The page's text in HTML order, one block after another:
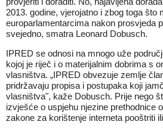
2013. godine, vjerojatno i zbog toga što
europarlamentarcima nakon prosvjeda
svejedno, smatra Leonard Dobusch.
IPRED se odnosi na mnogo uže
kojoj je riječ i o materijalnim dobrima s
vlasništva. „IPRED obvezuje zemlje
pridržavaju propisa i postupaka koji
vlasništva", kaže Dobusch. Prije nego
izvješće o uspjehu njezine prethodnice
zakone za korištenje interneta pooštriti